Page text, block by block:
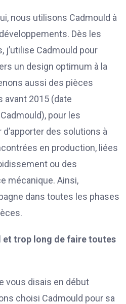
nous utilisons Cadmould à
Dès les
Cadmould pour
un design optimum à la
aussi des pièces
avant 2015 (date
pour les
des solutions à
en production, liées
ou des
mécanique. Ainsi,
dans toutes les phases
et trop long de faire toutes
vous disais en début
choisi Cadmould pour sa